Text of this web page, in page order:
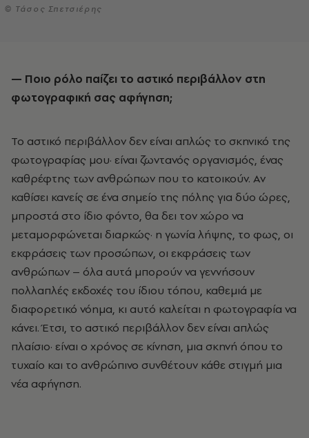
© Τάσος Σπετσιέρης
— Ποιο ρόλο παίζει το αστικό περιβάλλον στη
φωτογραφική σας αφήγηση;
Το αστικό περιβάλλον δεν είναι απλώς το σκηνικό της
φωτογραφίας μου· είναι ζωντανός οργανισμός, ένας
καθρέφτης των ανθρώπων που το κατοικούν. Αν
καθίσει κανείς σε ένα σημείο της πόλης για δύο ώρες,
μπροστά στο ίδιο φόντο, θα δει τον χώρο να
μεταμορφώνεται διαρκώς· η γωνία λήψης, το φως, οι
εκφράσεις των προσώπων, οι εκφράσεις των
ανθρώπων – όλα αυτά μπορούν να γεννήσουν
πολλαπλές εκδοχές του ίδιου τόπου, καθεμιά με
διαφορετικό νόημα, κι αυτό καλείται η φωτογραφία να
κάνει. Έτσι, το αστικό περιβάλλον δεν είναι απλώς
πλαίσιο· είναι ο χρόνος σε κίνηση, μια σκηνή όπου το
τυχαίο και το ανθρώπινο συνθέτουν κάθε στιγμή μια
νέα αφήγηση.